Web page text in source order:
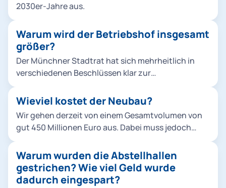
2030er-Jahre aus.
Warum wird der Betriebshof insgesamt
größer?
Der Münchner Stadtrat hat sich mehrheitlich in
verschiedenen Beschlüssen klar zur
lebenswerter zu machen und zudem konkreten
ist dabei ein zentraler Baustein für den ÖPNV-
Ausbau. Die politisch beschlossenen
zuletzt wurden 2019 insgesamt 73 Fahrzeuge vom
Typ Avenio bestellt. Abstellung und Wartung sind
nur durch einen weiteren Betriebshof möglich. Die
Wieviel kostet der Neubau?
Wir gehen derzeit von einem Gesamtvolumen von
gut 450 Millionen Euro aus. Dabei muss jedoch
handelt, die die Preisentwicklung bis Mitte der
2020er-Jahre berücksichtigt.
Warum wurden die Abstellhallen
gestrichen? Wie viel Geld wurde
dadurch eingespart?